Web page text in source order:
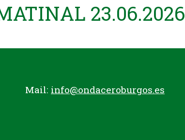
23.06.2026
Mail: info@ondaceroburgos.es